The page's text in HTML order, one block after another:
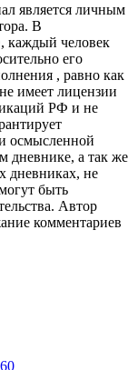
является личным
В
каждый человек
его
, равно как
имеет лицензии
РФ и не
осмысленной
дневнике, а так же
дневниках, не
быть
Автор
комментариев